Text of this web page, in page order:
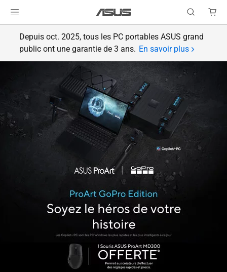
Depuis oct. 2025, tous les PC portables ASUS grand
public ont une garantie de 3 ans. En savoir plus